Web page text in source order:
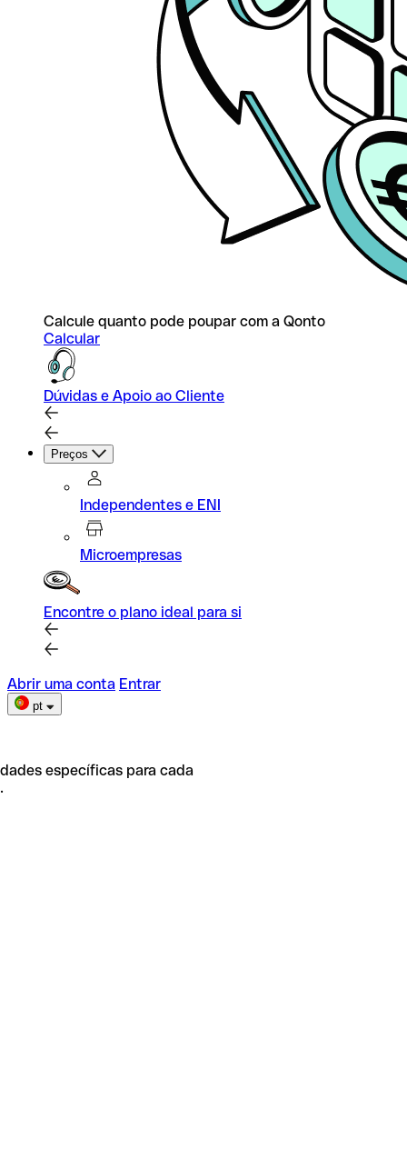
Calcule quanto pode poupar com a Qonto
Calcular
Dúvidas e Apoio ao Cliente
Preços
Independentes e ENI
Microempresas
Encontre o plano ideal para si
Abrir uma conta Entrar
pt
específicas para cada